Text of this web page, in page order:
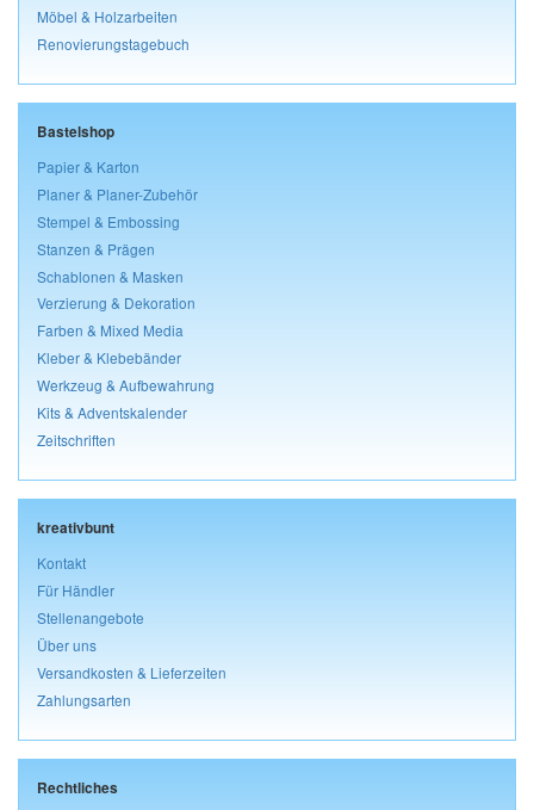
Möbel & Holzarbeiten
Renovierungstagebuch
Bastelshop
Papier & Karton
Planer & Planer-Zubehör
Stempel & Embossing
Stanzen & Prägen
Schablonen & Masken
Verzierung & Dekoration
Farben & Mixed Media
Kleber & Klebebänder
Werkzeug & Aufbewahrung
Kits & Adventskalender
Zeitschriften
kreativbunt
Kontakt
Für Händler
Stellenangebote
Über uns
Versandkosten & Lieferzeiten
Zahlungsarten
Rechtliches